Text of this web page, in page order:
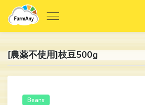
[農薬不使用]枝豆500g
Beans